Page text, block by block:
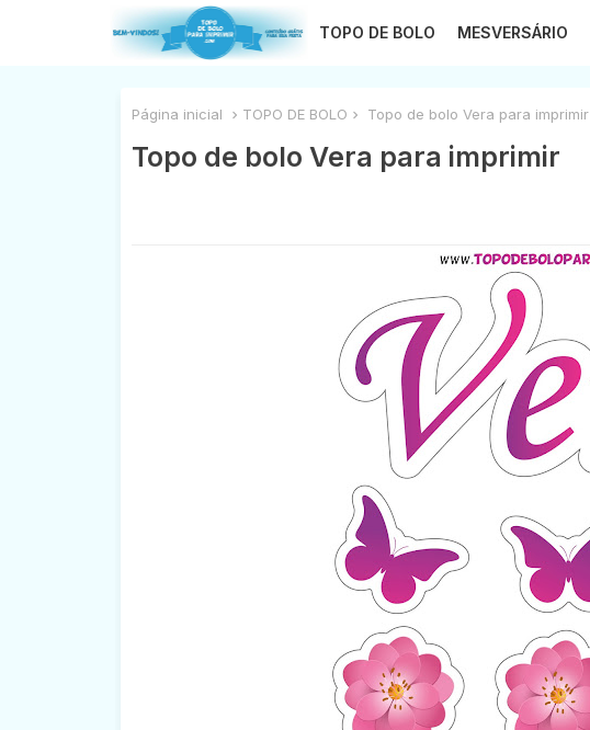
TOPO DE BOLO MESVERSÁRIO
Página inicial TOPO DE BOLO Topo de bolo Vera para imprimir
Topo de bolo Vera para imprimir